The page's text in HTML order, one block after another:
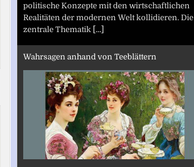
politische Konzepte mit den wirtschaftlichen
Realitäten der modernen Welt kollidieren. Die
zentrale Thematik [...]
Wahrsagen anhand von Teeblättern